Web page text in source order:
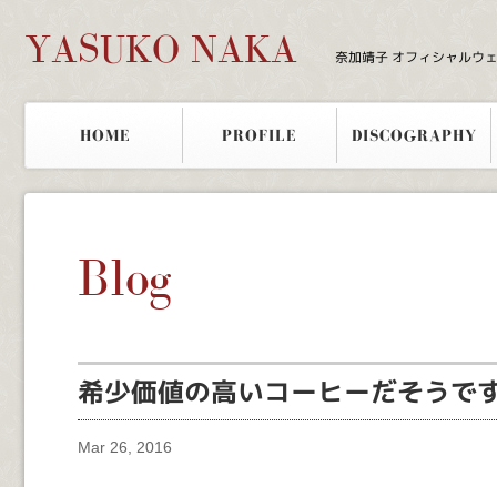
YASUKO NAKA 奈加靖子 オフィシャルウ
HOME PROFILE DISCOGRAPHY
Blog
希少価値の高いコーヒーだそうで
Mar 26, 2016